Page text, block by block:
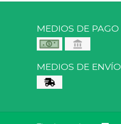
MEDIOS DE PAGO
MEDIOS DE ENVÍO